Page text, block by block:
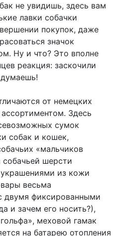
не увидишь, здесь вам
лавки собачки
покупок, даже
значок
Ну и что? Это вполне
реакция: заскочили
от немецких
Здесь
сумок
собак и кошек,
«мальчиков
собачьей шерсти
из кожи
весьма
фиксированными
и зачем его носить?),
меховой гамак
на батарею отопления